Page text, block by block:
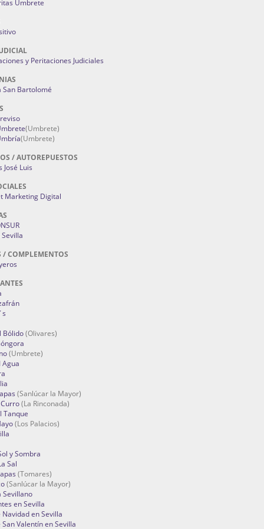
Umbrete
y Peritaciones Judiciales
San Bartolomé
(Umbrete)
(Umbrete)
/ AUTOREPUESTOS
José Luis
Marketing Digital
/ COMPLEMENTOS
Bólido(Olivares)
(Umbrete)
(Sanlúcar la Mayor)
(La Rinconada)
Tanque
(Los Palacios)
y Sombra
Sal
(Tomares)
(Sanlúcar la Mayor)
Sevillano
en Sevilla
Navidad en Sevilla
Valentín en Sevilla